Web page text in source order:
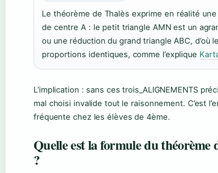
Le théorème de Thalès exprime en réalité
de centre A : le petit triangle AMN est un
ou une réduction du grand triangle ABC, d’où
proportions identiques, comme l’explique
L’implication : sans ces trois_ALIGNEMENTS
mal choisi invalide tout le raisonnement. C’est
fréquente chez les élèves de 4ème.
Quelle est la formule du théorème
?